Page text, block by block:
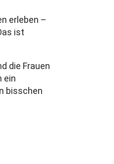
erleben –
ist
die Frauen
ein
bisschen